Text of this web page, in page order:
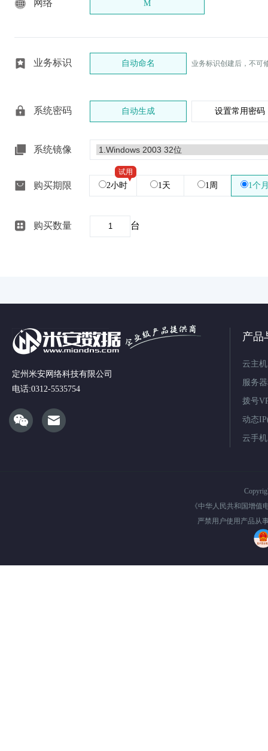
网络 M
业务标识 自动命名 业务标识创建后，不可
系统密码 自动生成 设置常用密码
系统镜像
购买期限 2小时
试用
1天 1周 1个
购买数量 台
定州米安网络科技有限公司
电话:0312-5535754
产品
云主机
服务
拨号
动态
云手机
《中华人民共和国增值
严禁用户使用产品从